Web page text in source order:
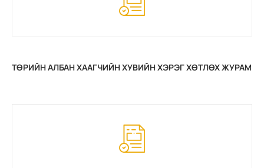
ТӨРИЙН АЛБАН ХААГЧИЙН ХУВИЙН ХЭРЭГ ХӨТЛӨХ ЖУРАМ